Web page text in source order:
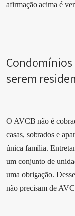
afirmação acima é
Condomínios
serem
O AVCB não é
casas, sobrados e
única família.
um conjunto de
uma obrigação.
não precisam de